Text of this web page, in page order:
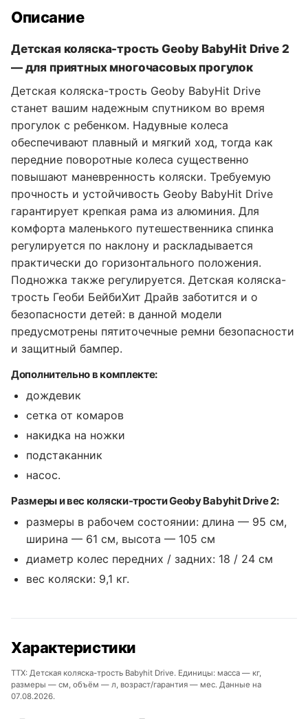
Описание
Детская коляска-трость Geoby BabyHit Drive 2
— для приятных многочасовых прогулок
Детская коляска-трость Geoby BabyHit Drive
станет вашим надежным спутником во время
прогулок с ребенком. Надувные колеса
обеспечивают плавный и мягкий ход, тогда как
передние поворотные колеса существенно
повышают маневренность коляски. Требуемую
прочность и устойчивость Geoby BabyHit Drive
гарантирует крепкая рама из алюминия. Для
комфорта маленького путешественника спинка
регулируется по наклону и раскладывается
практически до горизонтального положения.
Подножка также регулируется. Детская коляска-
трость Геоби БейбиХит Драйв заботится и о
безопасности детей: в данной модели
предусмотрены пятиточечные ремни безопасности
и защитный бампер.
Дополнительно в комплекте:
дождевик
сетка от комаров
накидка на ножки
подстаканник
насос.
Размеры и вес коляски-трости Geoby Babyhit Drive 2:
размеры в рабочем состоянии: длина — 95 см,
ширина — 61 см, высота — 105 см
диаметр колес передних / задних: 18 / 24 см
вес коляски: 9,1 кг.
Характеристики
ТТХ: Детская коляска-трость Babyhit Drive. Единицы: масса — кг,
размеры — см, объём — л, возраст/гарантия — мес. Данные на
07.08.2026.